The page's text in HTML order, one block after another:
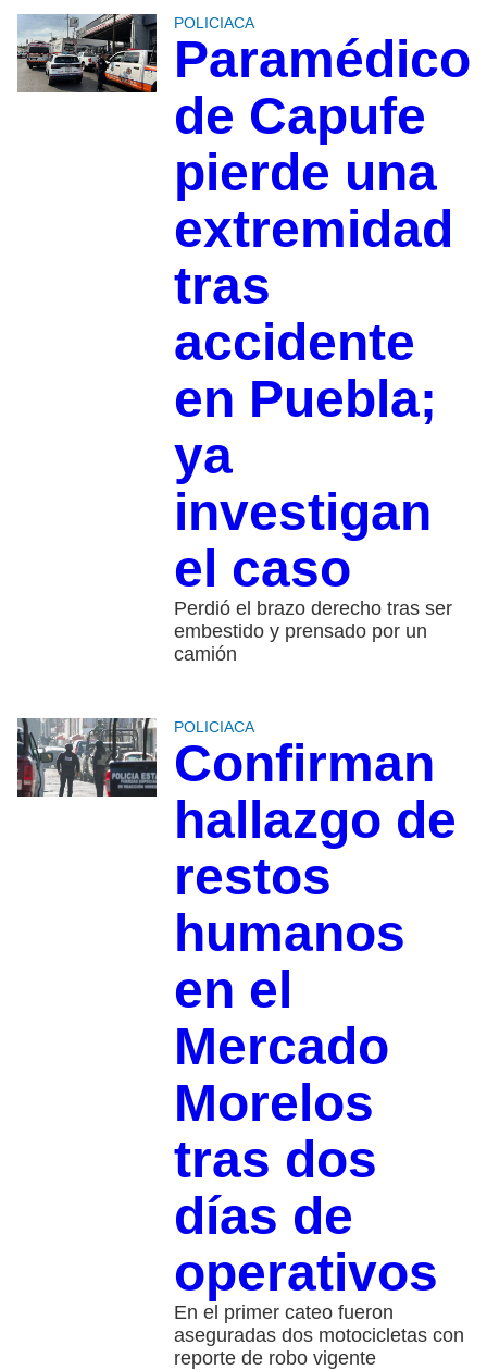
POLICIACA
Paramédico
de Capufe
pierde una
extremidad
tras
accidente
en Puebla;
ya
investigan
el caso
Perdió el brazo derecho tras ser
embestido y prensado por un
camión
POLICIACA
Confirman
hallazgo de
restos
humanos
en el
Mercado
Morelos
tras dos
días de
operativos
En el primer cateo fueron
aseguradas dos motocicletas con
reporte de robo vigente